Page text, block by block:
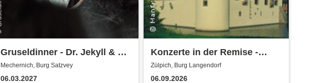
Gruseldinner - Dr. Jekyll & Mr.
Hyde
Mechernich, Burg Satzvey
06.03.2027
Konzerte in der Remise -
Burg Langendorf
Zülpich, Burg Langendorf
06.09.2026